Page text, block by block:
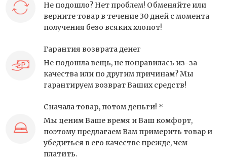
Не подошло? Нет проблем! Обменяйте или
верните товар в течение 30 дней с момента
получения безо всяких хлопот!
Гарантия возврата денег
Не подошла вещь, не понравилась из-за
качества или по другим причинам? Мы
гарантируем возврат Ваших средств!
Сначала товар, потом деньги! *
Мы ценим Ваше время и Ваш комфорт,
поэтому предлагаем Вам примерить товар и
убедиться в его качестве прежде, чем
платить.